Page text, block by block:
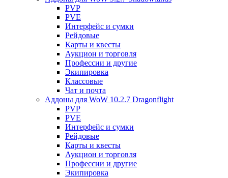
PVP
PVE
Интерфейс и сумки
Рейдовые
Карты и квесты
Аукцион и торговля
Профессии и другие
Экипировка
Классовые
Чат и почта
Аддоны для WoW 10.2.7 Dragonflight
PVP
PVE
Интерфейс и сумки
Рейдовые
Карты и квесты
Аукцион и торговля
Профессии и другие
Экипировка